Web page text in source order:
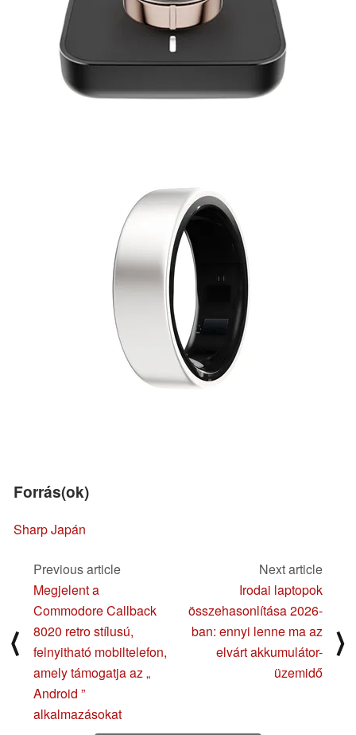
Forrás(ok)
Sharp Japán
⟨
Previous article
Megjelent a
Commodore Callback
8020 retro stílusú,
felnyitható mobiltelefon,
amely támogatja az „
Android ”
alkalmazásokat
Next article
Irodai laptopok
összehasonlítása 2026-
ban: ennyi lenne ma az
elvárt akkumulátor-
üzemidő
⟩